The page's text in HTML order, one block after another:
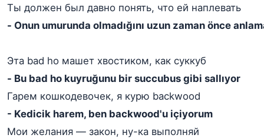
Ты должен был давно понять, что ей наплевать
- Onun umurunda olmadığını uzun zaman önce
Эта bad ho машет хвостиком, как суккуб
- Bu bad ho kuyruğunu bir succubus gibi sallıyor
Гарем кошкодевочек, я курю backwood
- Kedicik harem, ben backwood'u içiyorum
Мои желания — закон, ну-ка выполняй